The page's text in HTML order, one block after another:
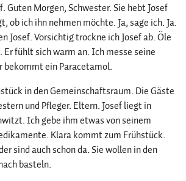
Guten Morgen, Schwester. Sie hebt Josef
ob ich ihn nehmen möchte. Ja, sage ich. Ja.
Josef. Vorsichtig trockne ich Josef ab. Öle
Er fühlt sich warm an. Ich messe seine
bekommt ein Paracetamol.
in den Gemeinschaftsraum. Die Gäste
und Pfleger. Eltern. Josef liegt in
Ich gebe ihm etwas von seinem
Klara kommt zum Frühstück.
sind auch schon da. Sie wollen in den
basteln.